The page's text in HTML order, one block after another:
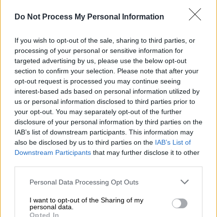
Do Not Process My Personal Information
If you wish to opt-out of the sale, sharing to third parties, or
processing of your personal or sensitive information for
targeted advertising by us, please use the below opt-out
section to confirm your selection. Please note that after your
opt-out request is processed you may continue seeing
interest-based ads based on personal information utilized by
us or personal information disclosed to third parties prior to
your opt-out. You may separately opt-out of the further
disclosure of your personal information by third parties on the
IAB’s list of downstream participants. This information may
also be disclosed by us to third parties on the IAB’s List of
Downstream Participants that may further disclose it to other
Please note that this website/app uses one or more Google
not limited to your visit or usage behaviour. You may click to
grant or deny consent to Google and its third-party tags to
Personal Data Processing Opt Outs
I want to opt-out of the Sharing of my
personal data.
Opted In
διαβασμένοι, επέβαλαν τον ρυθμό της από τα
καθαρό μυαλό και αποτελεσματικότητα
έφτασαν σε μια νίκη που τους φέρνει πιο
κοντά στην κατάκτηση του πρωταθλήματος.
Η ομάδα του Μάρκο Νίκολιτς έδειξε από
νωρίς τις διαθέσεις της. Στο 4’ ο Πινέδα
απείλησε μετά από φάση διαρκείας, όμως ο
Τσιφτσής αντέδρασε σωστά, ενώ
ακολούθησαν εκατέρωθεν προσπάθειες
χωρίς αποτέλεσμα. Η ΑΕΚ πίεζε,
δημιουργούσε και τελικά βρήκε το
Περέιρα, και μια άτυχη στιγμή για τον ΠΑΟΚ
καθώς ο Κεντζιόρα άθελά του με κεφαλιά
έστειλε την μπάλα στα δίχτυα της ομάδας